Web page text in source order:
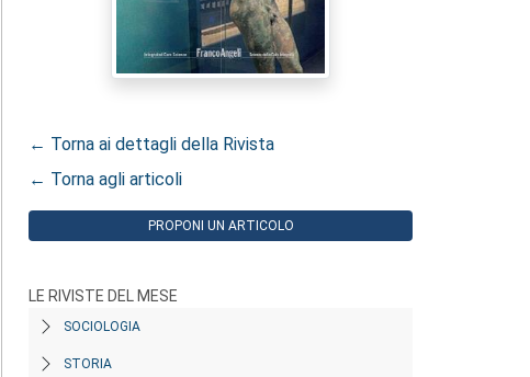
← Torna ai dettagli della Rivista
← Torna agli articoli
PROPONI UN ARTICOLO
LE RIVISTE DEL MESE
SOCIOLOGIA
STORIA